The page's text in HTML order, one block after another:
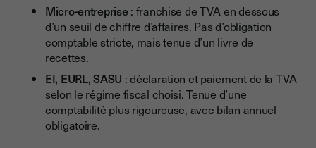
Micro-entreprise: franchise de TVA en dessous
d’un seuil de chiffre d’affaires. Pas d’obligation
comptable stricte, mais tenue d’un livre de
recettes.
EI, EURL, SASU : déclaration et paiement de la TVA
selon le régime fiscal choisi. Tenue d’une
comptabilité plus rigoureuse, avec bilan annuel
obligatoire.